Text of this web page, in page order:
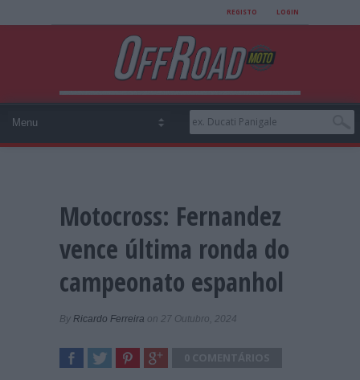
REGISTO LOGIN
Motocross: Fernandez
vence última ronda do
campeonato espanhol
By Ricardo Ferreira on 27 Outubro, 2024